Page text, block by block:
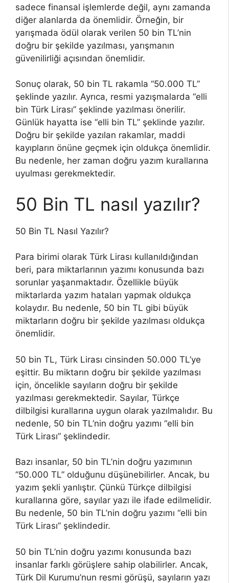
sadece finansal işlemlerde değil, aynı zamanda
diğer alanlarda da önemlidir. Örneğin, bir
yarışmada ödül olarak verilen 50 bin TL’nin
doğru bir şekilde yazılması, yarışmanın
güvenilirliği açısından önemlidir.
Sonuç olarak, 50 bin TL rakamla “50.000 TL”
şeklinde yazılır. Ayrıca, resmi yazışmalarda “elli
bin Türk Lirası” şeklinde yazılması önerilir.
Günlük hayatta ise “elli bin TL” şeklinde yazılır.
Doğru bir şekilde yazılan rakamlar, maddi
kayıpların önüne geçmek için oldukça önemlidir.
Bu nedenle, her zaman doğru yazım kurallarına
uyulması gerekmektedir.
50 Bin TL nasıl yazılır?
50 Bin TL Nasıl Yazılır?
Para birimi olarak Türk Lirası kullanıldığından
beri, para miktarlarının yazımı konusunda bazı
sorunlar yaşanmaktadır. Özellikle büyük
miktarlarda yazım hataları yapmak oldukça
kolaydır. Bu nedenle, 50 bin TL gibi büyük
miktarların doğru bir şekilde yazılması oldukça
önemlidir.
50 bin TL, Türk Lirası cinsinden 50.000 TL’ye
eşittir. Bu miktarın doğru bir şekilde yazılması
için, öncelikle sayıların doğru bir şekilde
yazılması gerekmektedir. Sayılar, Türkçe
dilbilgisi kurallarına uygun olarak yazılmalıdır. Bu
nedenle, 50 bin TL’nin doğru yazımı “elli bin
Türk Lirası” şeklindedir.
Bazı insanlar, 50 bin TL’nin doğru yazımının
“50.000 TL” olduğunu düşünebilirler. Ancak, bu
yazım şekli yanlıştır. Çünkü Türkçe dilbilgisi
kurallarına göre, sayılar yazı ile ifade edilmelidir.
Bu nedenle, 50 bin TL’nin doğru yazımı “elli bin
Türk Lirası” şeklindedir.
50 bin TL’nin doğru yazımı konusunda bazı
insanlar farklı görüşlere sahip olabilirler. Ancak,
Türk Dil Kurumu’nun resmi görüşü, sayıların yazı